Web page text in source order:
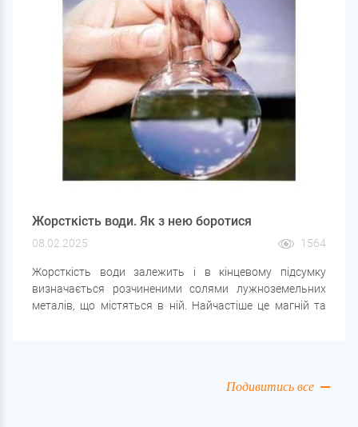
через накип, що покриває його.
Жорсткість води. Як з нею боротися
08.02.2025 1564
Жорсткість води залежить і в кінцевому підсумку
визначається розчиненими солями лужноземельних
металів, що містяться в ній. Найчастіше це магній та
Подивитись все